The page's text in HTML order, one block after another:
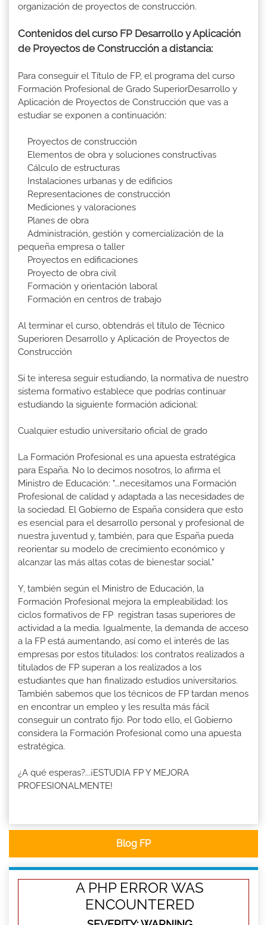
organización de proyectos de construcción.
Contenidos del curso FP Desarrollo y Aplicación
de Proyectos de Construcción a distancia:
Para conseguir el Título de FP, el programa del curso
Formación Profesional de Grado SuperiorDesarrollo y
Aplicación de Proyectos de Construcción que vas a
estudiar se exponen a continuación:
Proyectos de construcción
Elementos de obra y soluciones constructivas
Cálculo de estructuras
Instalaciones urbanas y de edificios
Representaciones de construcción
Mediciones y valoraciones
Planes de obra
Administración, gestión y comercialización de la
pequeña empresa o taller
Proyectos en edificaciones
Proyecto de obra civil
Formación y orientación laboral
Formación en centros de trabajo
Al terminar el curso, obtendrás el título de Técnico
Superioren Desarrollo y Aplicación de Proyectos de
Construcción
Si te interesa seguir estudiando, la normativa de nuestro
sistema formativo establece que podrías continuar
estudiando la siguiente formación adicional:
Cualquier estudio universitario oficial de grado
La Formación Profesional es una apuesta estratégica
para España. No lo decimos nosotros, lo afirma el
Ministro de Educación: "...necesitamos una Formación
Profesional de calidad y adaptada a las necesidades de
la sociedad. El Gobierno de España considera que esto
es esencial para el desarrollo personal y profesional de
nuestra juventud y, también, para que España pueda
reorientar su modelo de crecimiento económico y
alcanzar las más altas cotas de bienestar social."
Y, también según el Ministro de Educación, la
Formación Profesional mejora la empleabilidad: los
ciclos formativos de FP registran tasas superiores de
actividad a la media. Igualmente, la demanda de acceso
a la FP está aumentando, así como el interés de las
empresas por estos titulados: los contratos realizados a
titulados de FP superan a los realizados a los
estudiantes que han finalizado estudios universitarios.
También sabemos que los técnicos de FP tardan menos
en encontrar un empleo y les resulta más fácil
conseguir un contrato fijo. Por todo ello, el Gobierno
considera la Formación Profesional como una apuesta
estratégica.
¿A qué esperas?...¡ESTUDIA FP Y MEJORA
PROFESIONALMENTE!
Blog FP
A PHP ERROR WAS
ENCOUNTERED